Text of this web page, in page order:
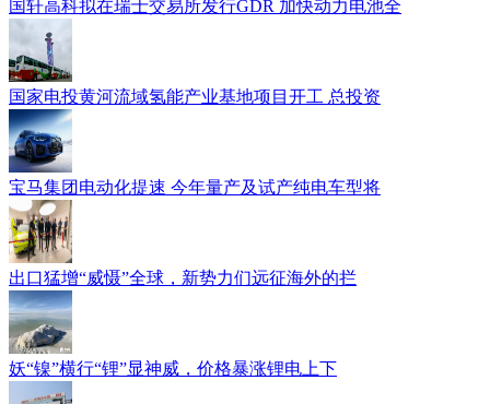
国轩高科拟在瑞士交易所发行GDR 加快动力电池全
国家电投黄河流域氢能产业基地项目开工 总投资
宝马集团电动化提速 今年量产及试产纯电车型将
出口猛增“威慑”全球，新势力们远征海外的拦
妖“镍”横行“锂”显神威，价格暴涨锂电上下